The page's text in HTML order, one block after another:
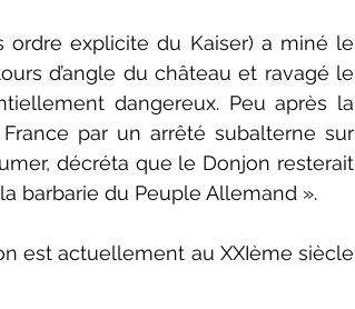
ordre explicite du Kaiser) a miné le
d’angle du château et ravagé le
dangereux. Peu après la
par un arrêté subalterne sur
décréta que le Donjon resterait
barbarie du Peuple Allemand ».
est actuellement au XXIème siècle